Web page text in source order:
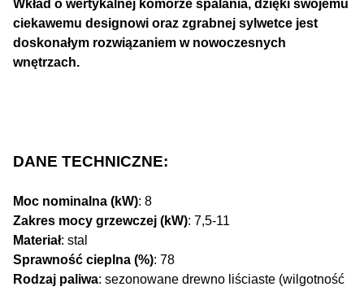
Wkład o wertykalnej komorze spalania, dzięki swojemu
ciekawemu designowi oraz zgrabnej sylwetce jest
doskonałym rozwiązaniem w nowoczesnych
wnętrzach.
DANE TECHNICZNE:
Moc nominalna (kW): 8
Zakres mocy grzewczej (kW): 7,5-11
Materiał: stal
Sprawność cieplna (%): 78
Rodzaj paliwa: sezonowane drewno liściaste (wilgotność